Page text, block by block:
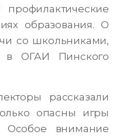
образования. О
со школьниками,
в ОГАИ Пинского
рассказали
опасны игры
Особое внимание